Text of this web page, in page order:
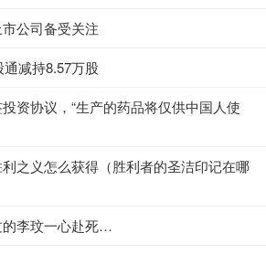
公司备受关注
减持8.57万股
资协议，“生产的药品将仅供中国人使
之义怎么获得（胜利者的圣洁印记在哪
的李玟一心赴死…